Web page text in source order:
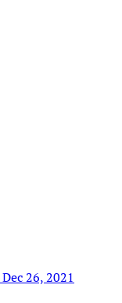
Dec 26, 2021